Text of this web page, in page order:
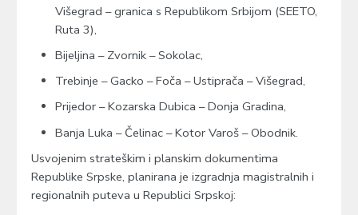
Višegrad – granica s Republikom Srbijom (SEETO,
Ruta 3),
Bijeljina – Zvornik – Sokolac,
Trebinje – Gacko – Foča – Ustiprača – Višegrad,
Prijedor – Kozarska Dubica – Donja Gradina,
Banja Luka – Čelinac – Kotor Varoš – Obodnik.
Usvojenim strateškim i planskim dokumentima
Republike Srpske, planirana je izgradnja magistralnih i
regionalnih puteva u Republici Srpskoj: